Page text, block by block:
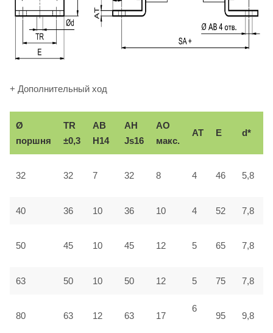
+ Дополнительный ход
Ø
поршня
TR
±0,3
AB
H14
AH
Js16
АО
макс.
AT E d*
32 32 7 32 8 4 46 5,8
40 36 10 36 10 4 52 7,8
50 45 10 45 12 5 65 7,8
63 50 10 50 12 5 75 7,8
80 63 12 63 17
6
95 9,8